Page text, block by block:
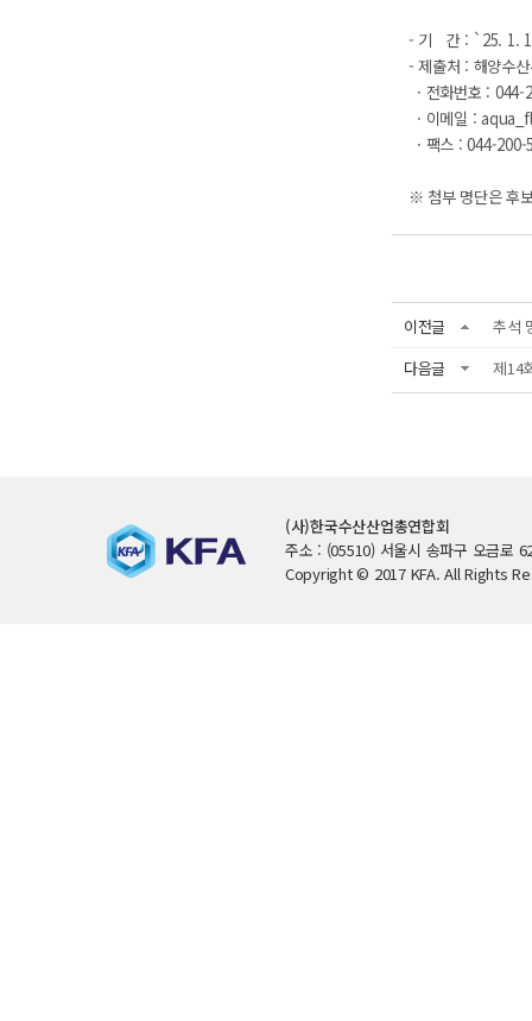
- 기 간 : `25. 1.
- 제출처 : 해양수
· 전화번호 : 044-
· 이메일 :
· 팩스 : 044-200-
※ 첨부 명단은 후
이전글
추석
다음글
제14
(사)한국수산산업총연합회
주소 : (05510) 서울시 송파구 오금
Copyright © 2017 KFA. All Rights